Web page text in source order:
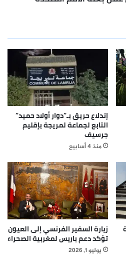
إندلاع حريق بـ”دوار أولاد حميد”
التابع لجماعة لمريجة بإقليم
جرسيف
منذ 4 أسابيع
زيارة السفير الفرنسي إلى العيون
تؤكد دعم باريس لمغربية الصحراء
يوليو 1, 2026